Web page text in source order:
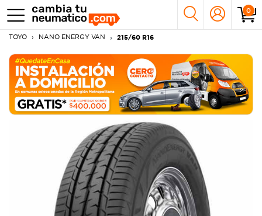
0
TOYO NANO ENERGY VAN 215/60 R16